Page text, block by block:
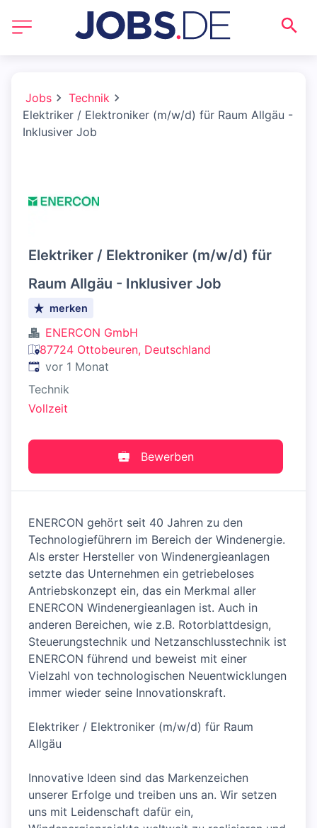
Jobs
Technik
Elektriker / Elektroniker (m/w/d) für Raum Allgäu -
Inklusiver Job
Elektriker / Elektroniker (m/w/d) für
Raum Allgäu - Inklusiver Job
merken
ENERCON GmbH
87724 Ottobeuren, Deutschland
Veröffentlicht:
vor 1 Monat
Technik
Vollzeit
Bewerben
ENERCON gehört seit 40 Jahren zu den
Technologieführern im Bereich der Windenergie.
Als erster Hersteller von Windenergieanlagen
setzte das Unternehmen ein getriebeloses
Antriebskonzept ein, das ein Merkmal aller
ENERCON Windenergieanlagen ist. Auch in
anderen Bereichen, wie z.B. Rotorblattdesign,
Steuerungstechnik und Netzanschlusstechnik ist
ENERCON führend und beweist mit einer
Vielzahl von technologischen Neuentwicklungen
immer wieder seine Innovationskraft.
Elektriker / Elektroniker (m/w/d) für Raum
Allgäu
Innovative Ideen sind das Markenzeichen
unserer Erfolge und treiben uns an. Wir setzen
uns mit Leidenschaft dafür ein,